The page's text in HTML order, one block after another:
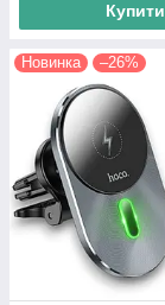
Купити
Новинка –26%